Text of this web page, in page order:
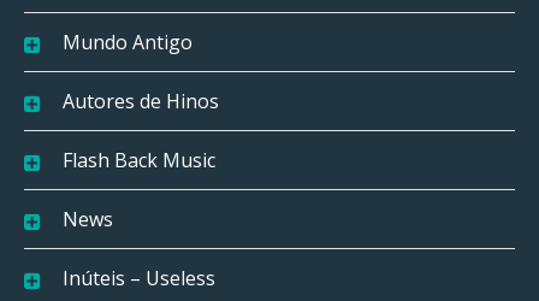
Mundo Antigo
Autores de Hinos
Flash Back Music
News
Inúteis – Useless